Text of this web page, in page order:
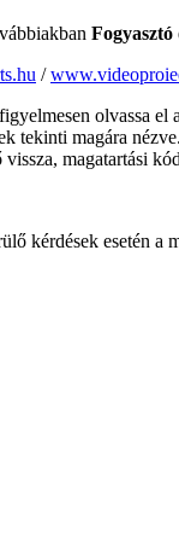
Fogyasztó
/
olvassa el
tekinti magára
magatartási
kérdések esetén a